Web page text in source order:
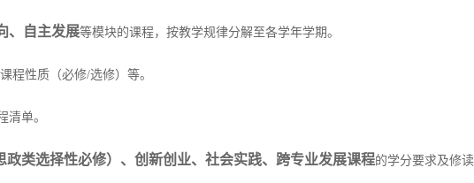
、 自主发展等模块的课程，按教学规律分解至各学年学期。
程性质 （必修/选修） 等。
清单。
政类选择性必修）、 创新创业、社会实践、 跨专业发展课程的学分要求及修